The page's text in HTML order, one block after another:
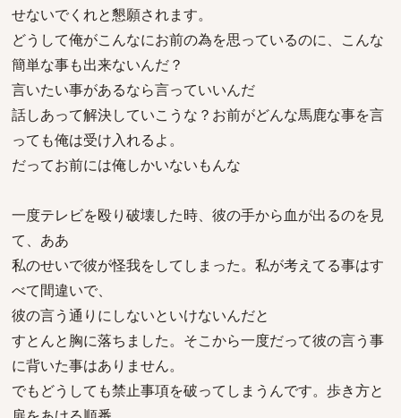
せないでくれと懇願されます。
どうして俺がこんなにお前の為を思っているのに、こんな
簡単な事も出来ないんだ？
言いたい事があるなら言っていいんだ
話しあって解決していこうな？お前がどんな馬鹿な事を言
っても俺は受け入れるよ。
だってお前には俺しかいないもんな
一度テレビを殴り破壊した時、彼の手から血が出るのを見
て、ああ
私のせいで彼が怪我をしてしまった。私が考えてる事はす
べて間違いで、
彼の言う通りにしないといけないんだと
すとんと胸に落ちました。そこから一度だって彼の言う事
に背いた事はありません。
でもどうしても禁止事項を破ってしまうんです。歩き方と